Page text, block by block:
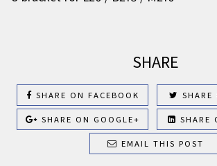
SHARE
SHARE ON FACEBOOK SHARE
SHARE ON GOOGLE+ SHARE
EMAIL THIS POST